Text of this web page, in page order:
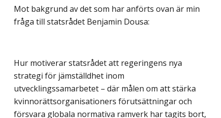
Mot bakgrund av det som har anförts ovan är min
fråga till statsrådet Benjamin Dousa:
Hur motiverar statsrådet att regeringens nya
strategi för jämställdhet inom
utvecklingssamarbetet – där målen om att stärka
kvinnorättsorganisationers förutsättningar och
försvara globala normativa ramverk har tagits bort,